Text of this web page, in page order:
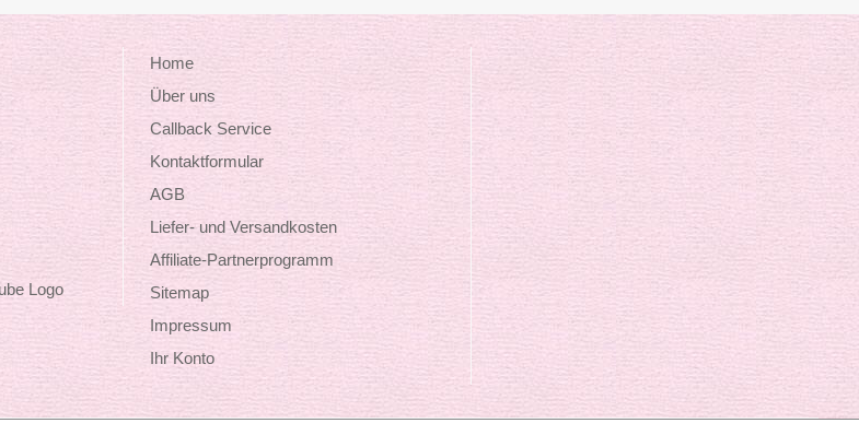
Home
Über uns
Callback Service
Kontaktformular
AGB
Liefer- und Versandkosten
Affiliate-Partnerprogramm
Sitemap
Impressum
Ihr Konto